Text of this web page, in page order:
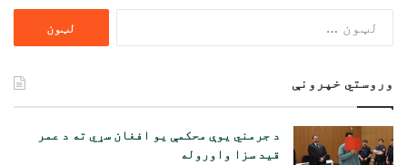
وروستي خپرونې
د جرمني یوې محکمې یو افغان سړي ته د عمر
قید سزا واوروله